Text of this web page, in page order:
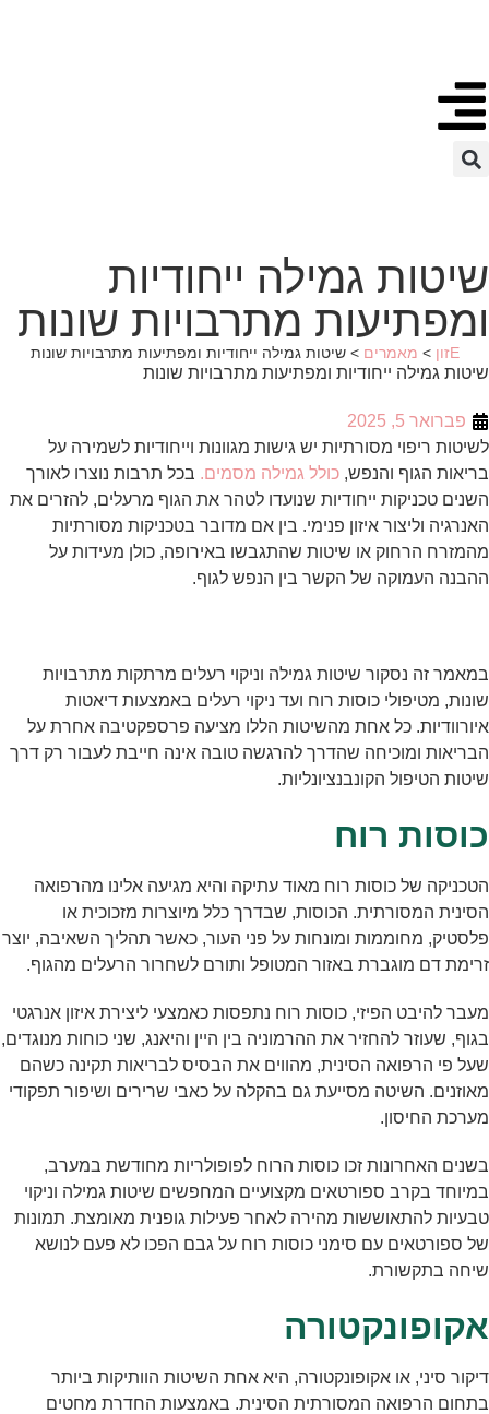
שיטות גמילה ייחודיות
ומפתיעות מתרבויות שונות
Eזון > מאמרים >שיטות גמילה ייחודיות ומפתיעות מתרבויות שונות
שיטות גמילה ייחודיות ומפתיעות מתרבויות שונות
פברואר 5, 2025
לשיטות ריפוי מסורתיות יש גישות מגוונות וייחודיות לשמירה על
בריאות הגוף והנפש, כולל גמילה מסמים. בכל תרבות נוצרו לאורך
השנים טכניקות ייחודיות שנועדו לטהר את הגוף מרעלים, להזרים את
האנרגיה וליצור איזון פנימי. בין אם מדובר בטכניקות מסורתיות
מהמזרח הרחוק או שיטות שהתגבשו באירופה, כולן מעידות על
ההבנה העמוקה של הקשר בין הנפש לגוף.
במאמר זה נסקור שיטות גמילה וניקוי רעלים מרתקות מתרבויות
שונות, מטיפולי כוסות רוח ועד ניקוי רעלים באמצעות דיאטות
איורוודיות. כל אחת מהשיטות הללו מציעה פרספקטיבה אחרת על
הבריאות ומוכיחה שהדרך להרגשה טובה אינה חייבת לעבור רק דרך
שיטות הטיפול הקונבנציונליות.
כוסות רוח
הטכניקה של כוסות רוח מאוד עתיקה והיא מגיעה אלינו מהרפואה
הסינית המסורתית. הכוסות, שבדרך כלל מיוצרות מזכוכית או
פלסטיק, מחוממות ומונחות על פני העור, כאשר תהליך השאיבה, יוצר
זרימת דם מוגברת באזור המטופל ותורם לשחרור הרעלים מהגוף.
מעבר להיבט הפיזי, כוסות רוח נתפסות כאמצעי ליצירת איזון אנרגטי
בגוף, שעוזר להחזיר את ההרמוניה בין היין והיאנג, שני כוחות מנוגדים,
שעל פי הרפואה הסינית, מהווים את הבסיס לבריאות תקינה כשהם
מאוזנים. השיטה מסייעת גם בהקלה על כאבי שרירים ושיפור תפקודי
מערכת החיסון.
בשנים האחרונות זכו כוסות הרוח לפופולריות מחודשת במערב,
במיוחד בקרב ספורטאים מקצועיים המחפשים שיטות גמילה וניקוי
טבעיות להתאוששות מהירה לאחר פעילות גופנית מאומצת. תמונות
של ספורטאים עם סימני כוסות רוח על גבם הפכו לא פעם לנושא
שיחה בתקשורת.
אקופונקטורה
דיקור סיני, או אקופונקטורה, היא אחת השיטות הוותיקות ביותר
בתחום הרפואה המסורתית הסינית. באמצעות החדרת מחטים